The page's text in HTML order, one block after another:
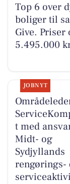
Top 6 over
boliger til
Give. Priser
5.495.000
JOBNYT
t med
Midt- og
Sydjyllands
rengørings-